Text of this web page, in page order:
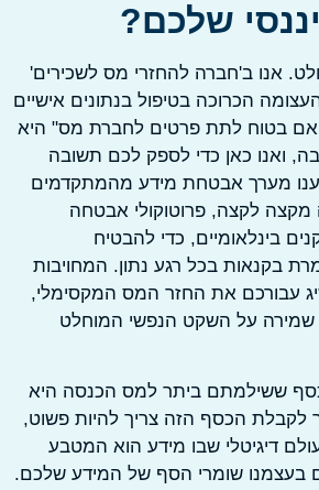
שלכם?
ב'חברה להחזרי מס לשכירים'
הכרוכה בטיפול בנתונים אישיים
לתת פרטים לחברת מס" היא
כאן כדי לספק לכם תשובה
אבטחת מידע מהמתקדמים
לקצה, פרוטוקולי אבטחה
כדי להבטיח
בכל רגע נתון. המחויבות
את החזר המס המקסימלי,
על השקט הנפשי המוחלט
ביתר למס הכנסה היא
הכסף הזה צריך להיות פשוט,
שבו מידע הוא המטבע
שומרי הסף של המידע שלכם.